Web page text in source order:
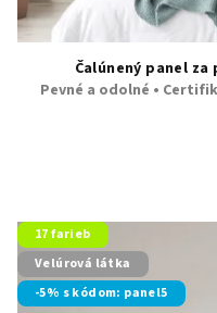
Čalúnený panel
Pevné a odolné •
17 farieb
Velúrová látka
-5% s kódom: panel5